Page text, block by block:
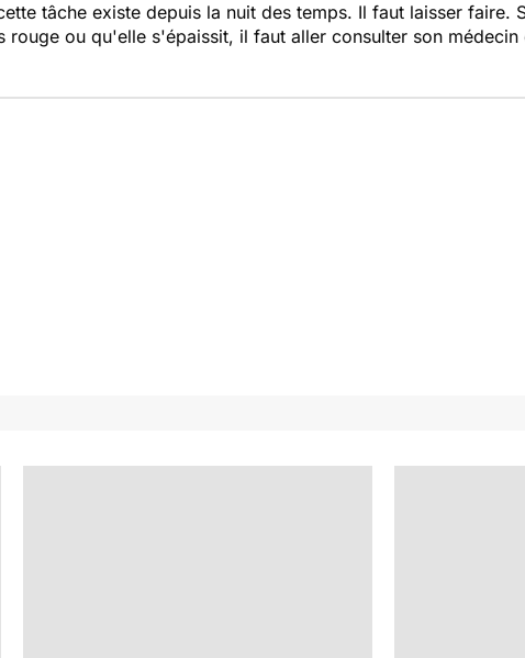
tâche existe depuis la nuit des temps. Il faut laisser faire.
ou qu'elle s'épaissit, il faut aller consulter son médecin